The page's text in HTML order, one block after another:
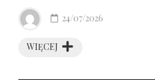
WIĘCEJ
24/07/2026